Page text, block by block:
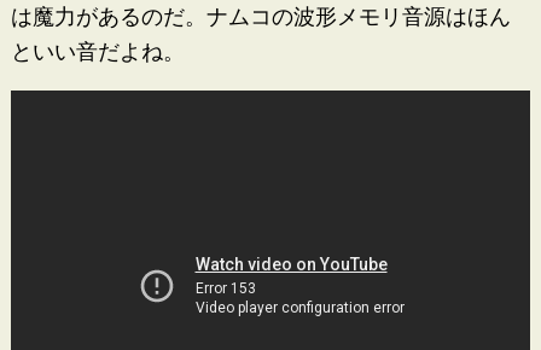
は魔力があるのだ。ナムコの波形メモリ音源はほん
といい音だよね。